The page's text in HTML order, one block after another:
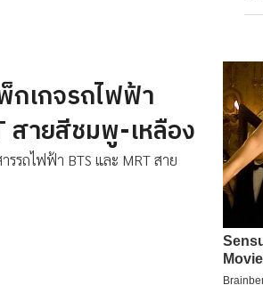
เกจรถไฟฟ้า
สายสีชมพู-เหลือง
รรถไฟฟ้า BTS และ MRT สาย